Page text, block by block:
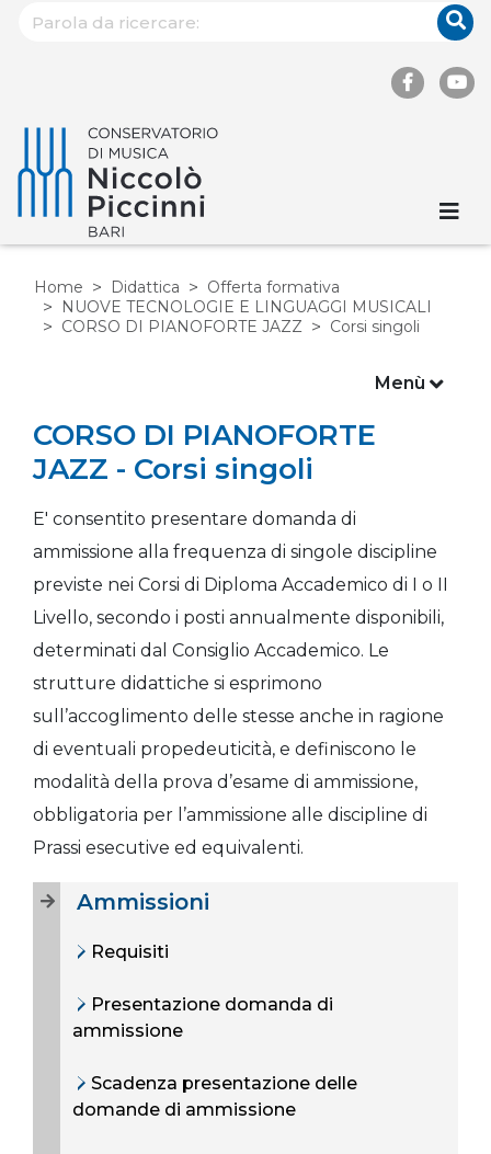
Home Didattica
Offerta formativa
NUOVE TECNOLOGIE E LINGUAGGI MUSICALI
CORSO DI PIANOFORTE JAZZ
Corsi singoli
CORSO DI PIANOFORTE
JAZZ - Corsi singoli
E' consentito presentare domanda di
ammissione alla frequenza di singole discipline
previste nei Corsi di Diploma Accademico di I o II
Livello, secondo i posti annualmente disponibili,
determinati dal Consiglio Accademico. Le
strutture didattiche si esprimono
sull’accoglimento delle stesse anche in ragione
di eventuali propedeuticità, e definiscono le
modalità della prova d’esame di ammissione,
obbligatoria per l’ammissione alle discipline di
Prassi esecutive ed equivalenti.
Ammissioni
Requisiti
Presentazione domanda di
ammissione
Scadenza presentazione delle
domande di ammissione
Menù